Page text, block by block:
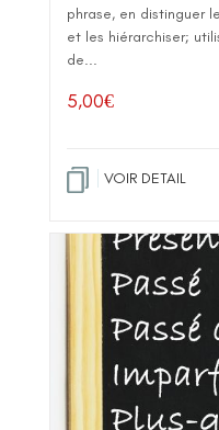
phrase, en distinguer
et les hiérarchiser;
de...
5,00€
VOIR DETAIL